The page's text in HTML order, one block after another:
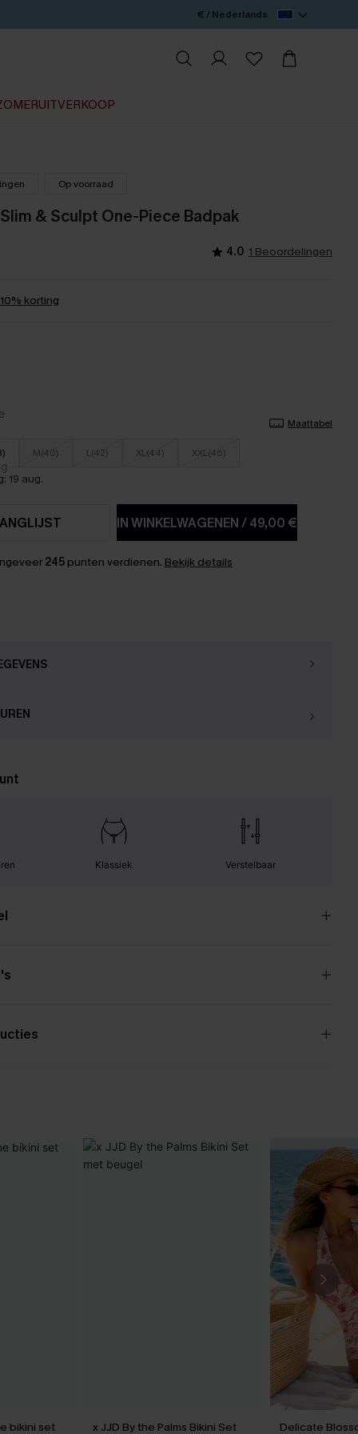
€ / Nederlands
Op voorraad
& Sculpt One-Piece Badpak
4.0 1 Beoordelingen
korting
Maattabel
M(40) L(42) XL(44) XXL(46)
19 aug.
IN WINKELWAGENEN/49,00 €
245punten verdienen. Bekijk details
Klassiek Verstelbaar
bikini set
x JJD By the Palms Bikini Set
Delicate